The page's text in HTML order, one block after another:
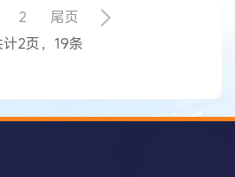
罪 ?”2015年 12 月,因故意泄露
判处有期徒刑一年六个月的张
2
尾页
计2页，19条